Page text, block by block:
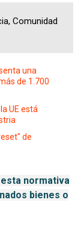
Comunidad
una
de 1.700
UE está
de
normativa
bienes o